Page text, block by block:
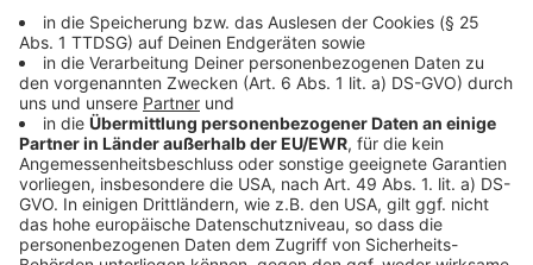
© Copyright: Sky/WOW/BBC
Wo Costello mit ihrer Tochter auftaucht, geht es
meist drunter und drüber.
Anzeige